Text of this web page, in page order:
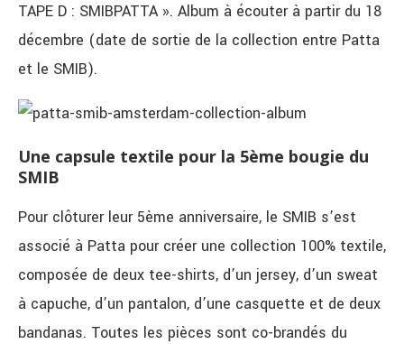
TAPE D : SMIBPATTA ». Album à écouter à partir du 18
décembre (date de sortie de la collection entre Patta
et le SMIB).
Une capsule textile pour la 5ème bougie du
SMIB
Pour clôturer leur 5ème anniversaire, le SMIB s’est
associé à Patta pour créer une collection 100% textile,
composée de deux tee-shirts, d’un jersey, d’un sweat
à capuche, d’un pantalon, d’une casquette et de deux
bandanas. Toutes les pièces sont co-brandés du